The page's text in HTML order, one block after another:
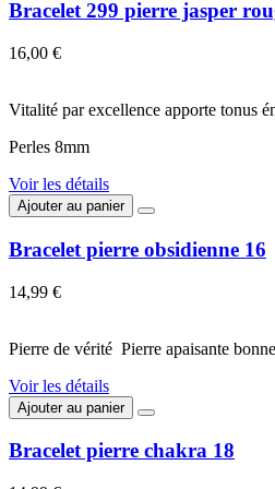
Bracelet 299 pierre jasper
16,00 €
Vitalité par excellence apporte tonus
Perles 8mm
Voir les détails
Ajouter au panier
Bracelet pierre obsidienne 16
14,99 €
Pierre de vérité Pierre apaisante
Voir les détails
Ajouter au panier
Bracelet pierre chakra 18